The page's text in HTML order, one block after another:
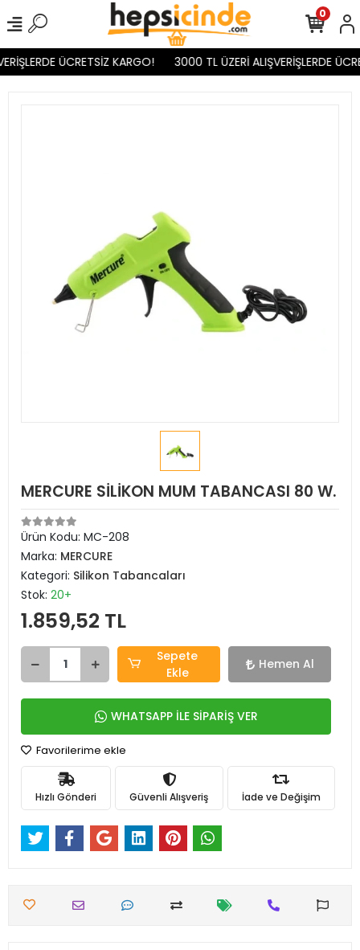
ÜCRETSİZ KARGO! 3000 TL ÜZERİ ALIŞVERİŞLERDE
0
MERCURE SİLİKON MUM TABANCASI 80 W.
Ürün Kodu: MC-208
Marka: MERCURE
Kategori: Silikon Tabancaları
Stok: 20+
1.859,52 TL
Sepete
Ekle
Hemen Al
WHATSAPP İLE SİPARİŞ VER
Favorilerime ekle
Hızlı Gönderi Güvenli Alışveriş İade ve Değişim